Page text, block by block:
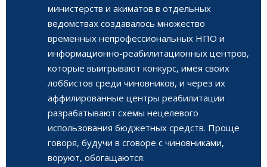
министерств и акиматов в отдельных
ведомствах создавалось множество
временных непрофессиональных НПО и
информационно-реабилитационных центров,
которые выигрывают конкурс, имея своих
лоббистов среди чиновников, и через их
аффилированные центры реабилитации
разрабатывают схемы нецелевого
использования бюджетных средств. Проще
говоря, будучи в сговоре с чиновниками,
воруют, обогащаются.